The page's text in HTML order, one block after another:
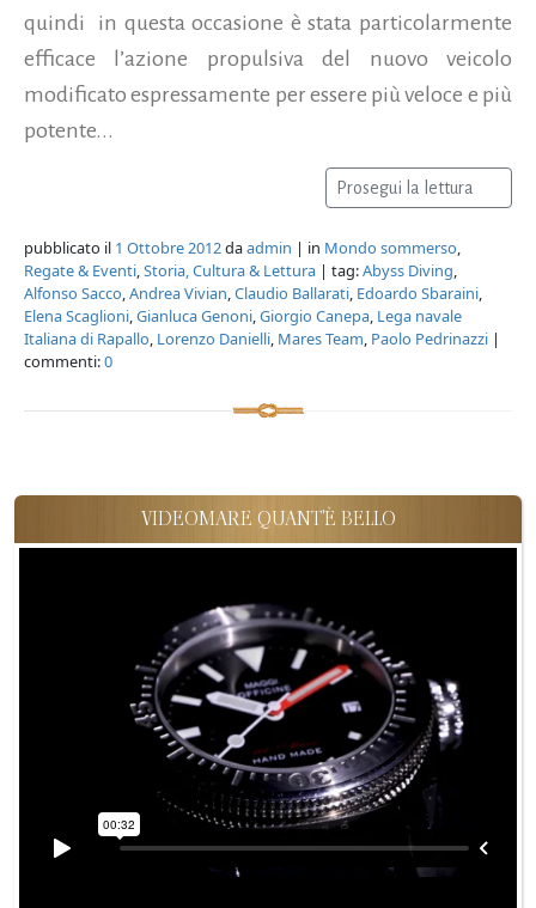
quindi in questa occasione è stata particolarmente
efficace l’azione propulsiva del nuovo veicolo
modificato espressamente per essere più veloce e più
potente...
Prosegui la lettura
pubblicato il 1 Ottobre 2012daadmin | in Mondo sommerso,
Regate & Eventi,Storia, Cultura & Lettura | tag:Abyss Diving,
Alfonso Sacco,Andrea Vivian,Claudio Ballarati, Edoardo Sbaraini,
Elena Scaglioni,Gianluca Genoni,Giorgio Canepa, Lega navale
Italiana di Rapallo, Lorenzo Danielli, Mares Team, Paolo Pedrinazzi |
commenti:0
VIDEOMARE QUANT'È BELLO